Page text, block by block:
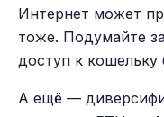
Интернет может
тоже. Подумайте
доступ к кошельку
А ещё —